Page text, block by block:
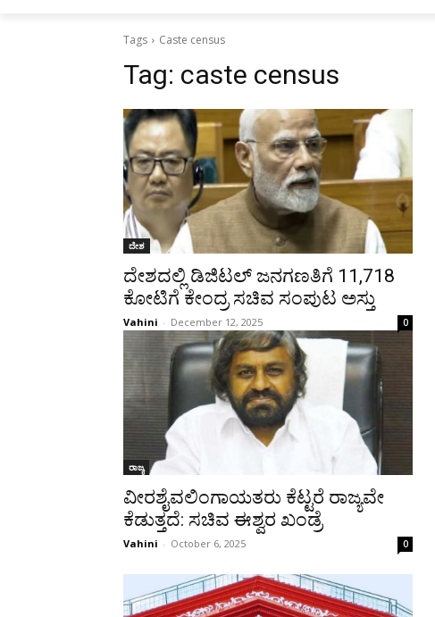
Tags Caste census
Tag: caste census
ದೇಶ
ದೇಶದಲ್ಲಿ ಡಿಜಿಟಲ್ ಜನಗಣತಿಗೆ 11,718
ಕೋಟಿಗೆ ಕೇಂದ್ರ ಸಚಿವ ಸಂಪುಟ ಅಸ್ತು
Vahini - December 12, 2025 0
ರಾಜ್ಯ
ವೀರಶೈವಲಿಂಗಾಯತರು ಕೆಟ್ಟರೆ ರಾಜ್ಯವೇ
ಕೆಡುತ್ತದೆ: ಸಚಿವ ಈಶ್ವರ ಖಂಡ್ರೆ
Vahini - October 6, 2025 0